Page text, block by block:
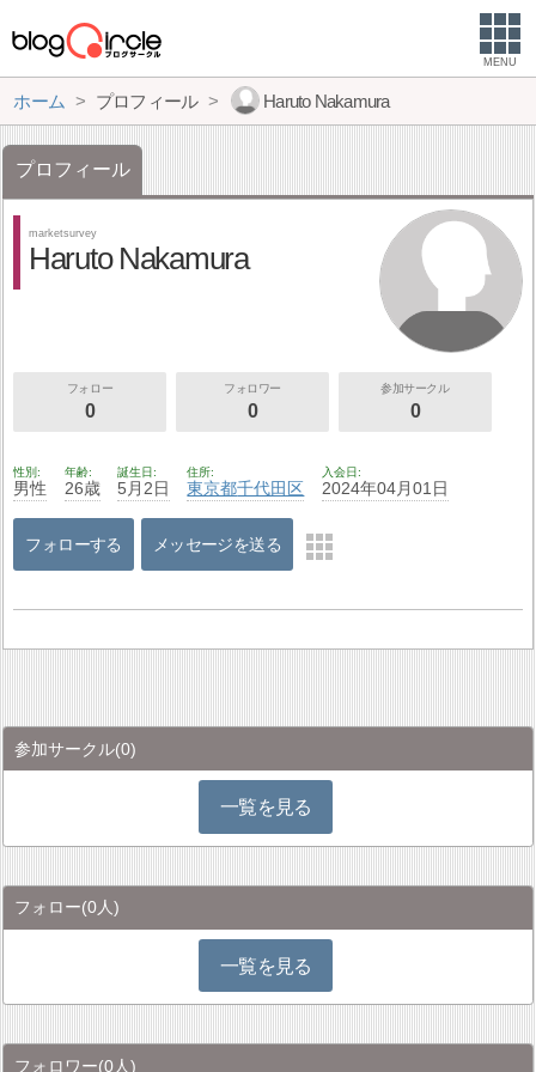
MENU
ホーム プロフィール Haruto Nakamura
プロフィール
marketsurvey
Haruto Nakamura
フォロー
0
フォロワー
0
参加サークル
0
性別
男性
年齢
26歳
誕生日
5月2日
住所
東京都千代田区
入会日
2024年04月01日
フォローする メッセージを送る
参加サークル(0)
一覧を見る
フォロー(0人)
一覧を見る
フォロワー(0人)